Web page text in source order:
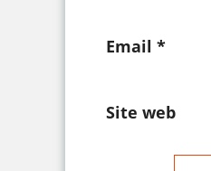
Email *
Site web